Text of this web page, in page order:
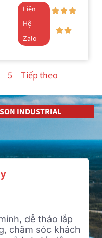
Liên
Hệ
Zalo
5 Tiếp theo
INDUSTRIAL
dễ tháo lắp
chăm sóc khách